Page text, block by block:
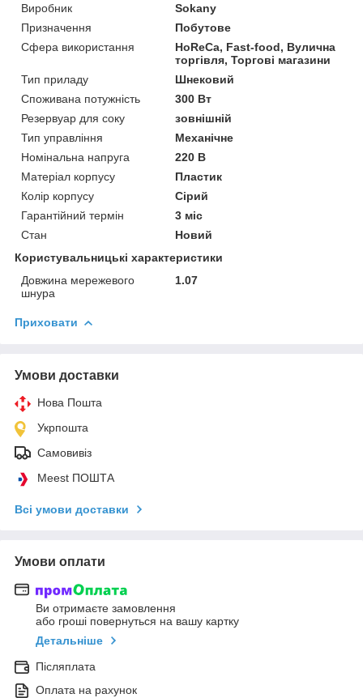
Виробник
Sokany
Призначення
Побутове
Сфера використання
HoReCa, Fast-food, Вулична
торгівля, Торгові магазини
Тип приладу
Шнековий
Споживана потужність
300 Вт
Резервуар для соку
зовнішній
Тип управління
Механічне
Номінальна напруга
220 В
Матеріал корпусу
Пластик
Колір корпусу
Сірий
Гарантійний термін
3 міс
Стан
Новий
Користувальницькі характеристики
Довжина мережевого
шнура
1.07
Приховати
Умови доставки
Нова Пошта
Укрпошта
Самовивіз
Meest ПОШТА
Всі умови доставки
Умови оплати
Ви отримаєте замовлення
або гроші повернуться на вашу картку
Детальніше
Післяплата
Оплата на рахунок